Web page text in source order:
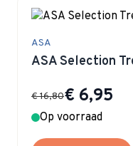
ASA
ASA Selection
Special Price
€ 6,95
€ 16,80
Op voorraad